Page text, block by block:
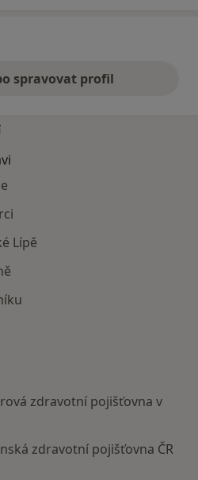
spravovat profil
Lípě
zdravotní pojišťovna v
zdravotní pojišťovna ČR